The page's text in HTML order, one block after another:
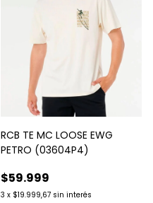
RCB TE MC LOOSE EWG
PETRO (03604P4)
$59.999
3 x $19.999,67 sin interés